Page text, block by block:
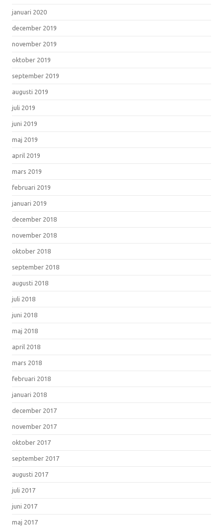
januari 2020
december 2019
november 2019
oktober 2019
september 2019
augusti 2019
juli 2019
juni 2019
maj 2019
april 2019
mars 2019
februari 2019
januari 2019
december 2018
november 2018
oktober 2018
september 2018
augusti 2018
juli 2018
juni 2018
maj 2018
april 2018
mars 2018
februari 2018
januari 2018
december 2017
november 2017
oktober 2017
september 2017
augusti 2017
juli 2017
juni 2017
maj 2017